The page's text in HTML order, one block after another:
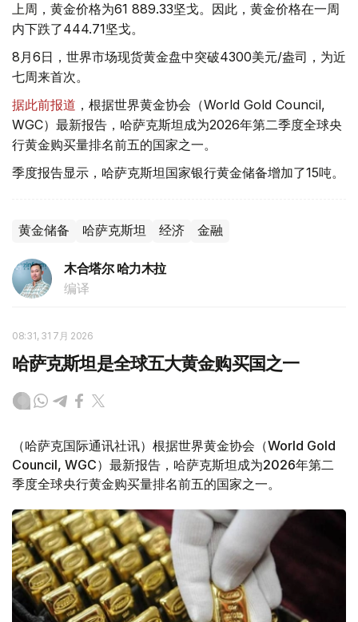
上周，黄金价格为61 889.33坚戈。因此，黄金价格在一周
内下跌了444.71坚戈。
8月6日，世界市场现货黄金盘中突破4300美元/盎司，为近
七周来首次。
据此前报道 ，根据世界黄金协会（World Gold Council,
WGC）最新报告，哈萨克斯坦成为2026年第二季度全球央
行黄金购买量排名前五的国家之一。
季度报告显示，哈萨克斯坦国家银行黄金储备增加了15吨。
黄金储备 哈萨克斯坦 经济 金融
木合塔尔 哈力木拉
编译
08:31, 31 7月 2026
哈萨克斯坦是全球五大黄金购买国之一
（哈萨克国际通讯社讯）根据世界黄金协会（World Gold
Council, WGC）最新报告，哈萨克斯坦成为2026年第二
季度全球央行黄金购买量排名前五的国家之一。